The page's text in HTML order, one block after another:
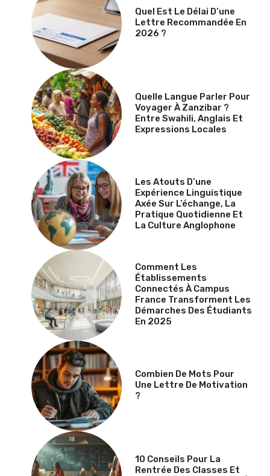
Quel Est Le Délai D’une
Lettre Recommandée En
2026 ?
Quelle Langue Parler Pour
Voyager À Zanzibar ?
Entre Swahili, Anglais Et
Expressions Locales
Les Atouts D’une
Expérience Linguistique
Axée Sur L’échange, La
Pratique Quotidienne Et
La Culture Anglophone
Comment Les
Établissements
Connectés À Campus
France Transforment Les
Démarches Des Étudiants
En 2025
Combien De Mots Pour
Une Lettre De Motivation
?
10 Conseils Pour La
Rentrée Des Classes Et